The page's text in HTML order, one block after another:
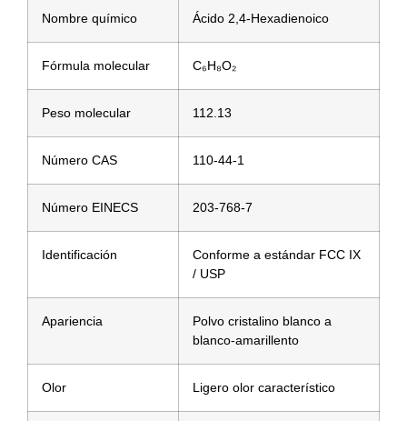
Nombre químico Ácido 2,4-Hexadienoico
Fórmula molecular C₆H₈O₂
Peso molecular 112.13
Número CAS 110-44-1
Número EINECS 203-768-7
Identificación
Conforme a estándar FCC IX
/ USP
Apariencia
Polvo cristalino blanco a
blanco-amarillento
Olor Ligero olor característico